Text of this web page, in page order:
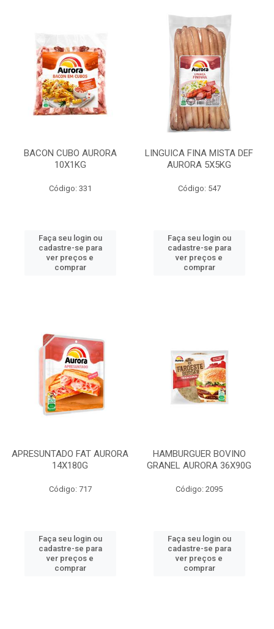
BACON CUBO AURORA
10X1KG
Código: 331
Faça seu login ou
cadastre-se para
ver preços e
comprar
LINGUICA FINA MISTA DEF
AURORA 5X5KG
Código: 547
Faça seu login ou
cadastre-se para
ver preços e
comprar
APRESUNTADO FAT AURORA
14X180G
Código: 717
Faça seu login ou
cadastre-se para
ver preços e
comprar
HAMBURGUER BOVINO
GRANEL AURORA 36X90G
Código: 2095
Faça seu login ou
cadastre-se para
ver preços e
comprar